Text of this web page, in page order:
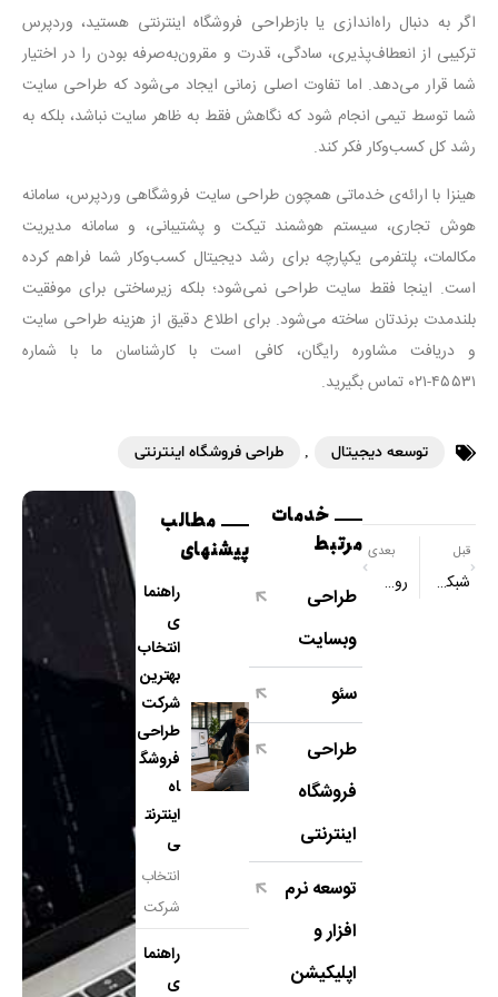
اگر به دنبال راه‌اندازییا بازطراحیفروشگاه اینترنتی هستید، وردپرس
ترکیبی از انعطاف‌پذیری، سادگی، قدرت و مقرون‌به‌صرفهبودن را در اختیار
شما قرار می‌دهد. اما تفاوت اصلی زمانی ایجاد می‌شودکه طراحی سایت
شما توسط تیمی انجام شود که نگاهش فقط به ظاهر سایت نباشد، بلکه به
رشد کل کسب‌وکارفکر کند.
هینزابا ارائه‌یخدماتی همچون طراحی سایت فروشگاهی وردپرس، سامانه
هوش تجاری، سیستم هوشمند تیکتو پشتیبانی، و سامانه مدیریت
مکالمات، پلتفرمییکپارچه برای رشد دیجیتال کسب‌وکارشما فراهم کرده
است. اینجا فقط سایت طراحی نمی‌شود؛ بلکه زیرساختی برای موفقیت
بلندمدت برندتانساخته می‌شود. برای اطلاع دقیق از هزینه طراحی سایت
و دریافت مشاوره رایگان، کافی است با کارشناسان ما با شماره
۴۵۵۳۱-۰۲۱تماس بگیرید.
توسعه دیجیتال , طراحی فروشگاه اینترنتی
قبل
شبکه LAN چیست؟ بررسی اجزا، انواع و کاربرد
بعدی
روش های افزایش سرعت سایت فروشگاهی
خدمات
مرتبط
طراحی
وبسایت
سئو
طراحی
فروشگاه
اینترنتی
توسعه نرم
افزار و
اپلیکیشن
مطالب
پیشنهای
راهنما
ی
انتخاب
بهترین
شرکت
طراحی
فروشگ
اه
اینترنت
ی
انتخاب
شرکت
برای
راهنما
ی